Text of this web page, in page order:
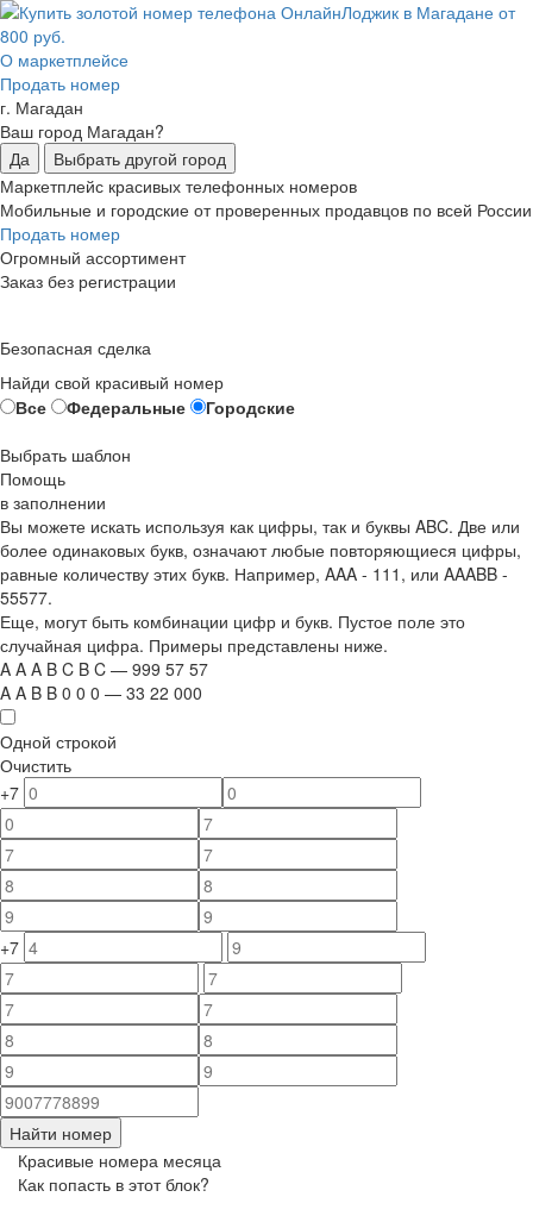
О маркетплейсе
Продать номер
г. Магадан
Ваш город Магадан?
Да
Выбрать другой город
Маркетплейс красивых телефонных номеров
Мобильные и городские от проверенных продавцов по всей России
Продать номер
Огромный ассортимент
Заказ без регистрации
Безопасная сделка
Найди свой красивый номер
Все
Федеральные
Городские
Выбрать шаблон
Помощь
в заполнении
Вы можете искать используя как цифры, так и буквы ABC. Две или
более одинаковых букв, означают любые повторяющиеся цифры,
равные количеству этих букв. Например, AAA - 111 , или AAABB -
55577.
Еще, могут быть комбинации цифр и букв. Пустое поле это
случайная цифра. Примеры представлены ниже.
A A A B C B C — 999 57 57
A A B B 0 0 0 — 33 22 000
Одной строкой
Очистить
+7
+7
Найти номер
Красивые номера месяца
Как попасть в этот блок?